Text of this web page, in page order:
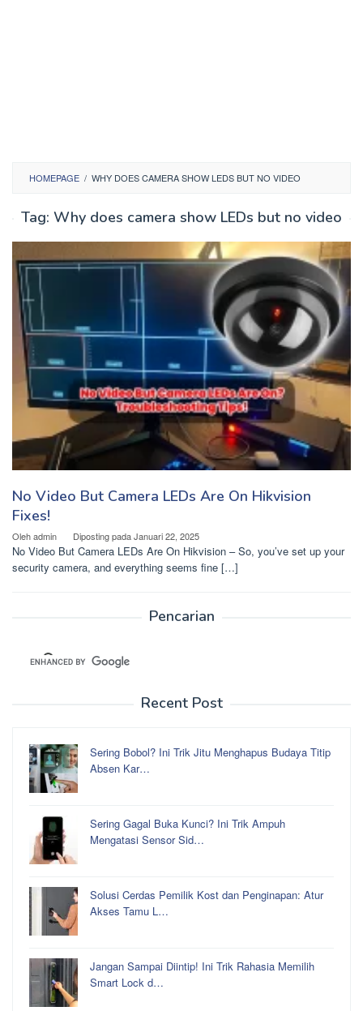
HOMEPAGE / WHY DOES CAMERA SHOW LEDS BUT NO VIDEO
Tag: Why does camera show LEDs but no video
No Video But Camera LEDs Are On Hikvision
Fixes!
Olehadmin Diposting padaJanuari 22, 2025
No Video But Camera LEDs Are On Hikvision – So, you’ve set up your
security camera, and everything seems fine […]
Pencarian
Recent Post
Sering Bobol? Ini Trik Jitu Menghapus Budaya Titip
Absen Kar…
Sering Gagal Buka Kunci? Ini Trik Ampuh
Mengatasi Sensor Sid…
Solusi Cerdas Pemilik Kost dan Penginapan: Atur
Akses Tamu L…
Jangan Sampai Diintip! Ini Trik Rahasia Memilih
Smart Lock d…